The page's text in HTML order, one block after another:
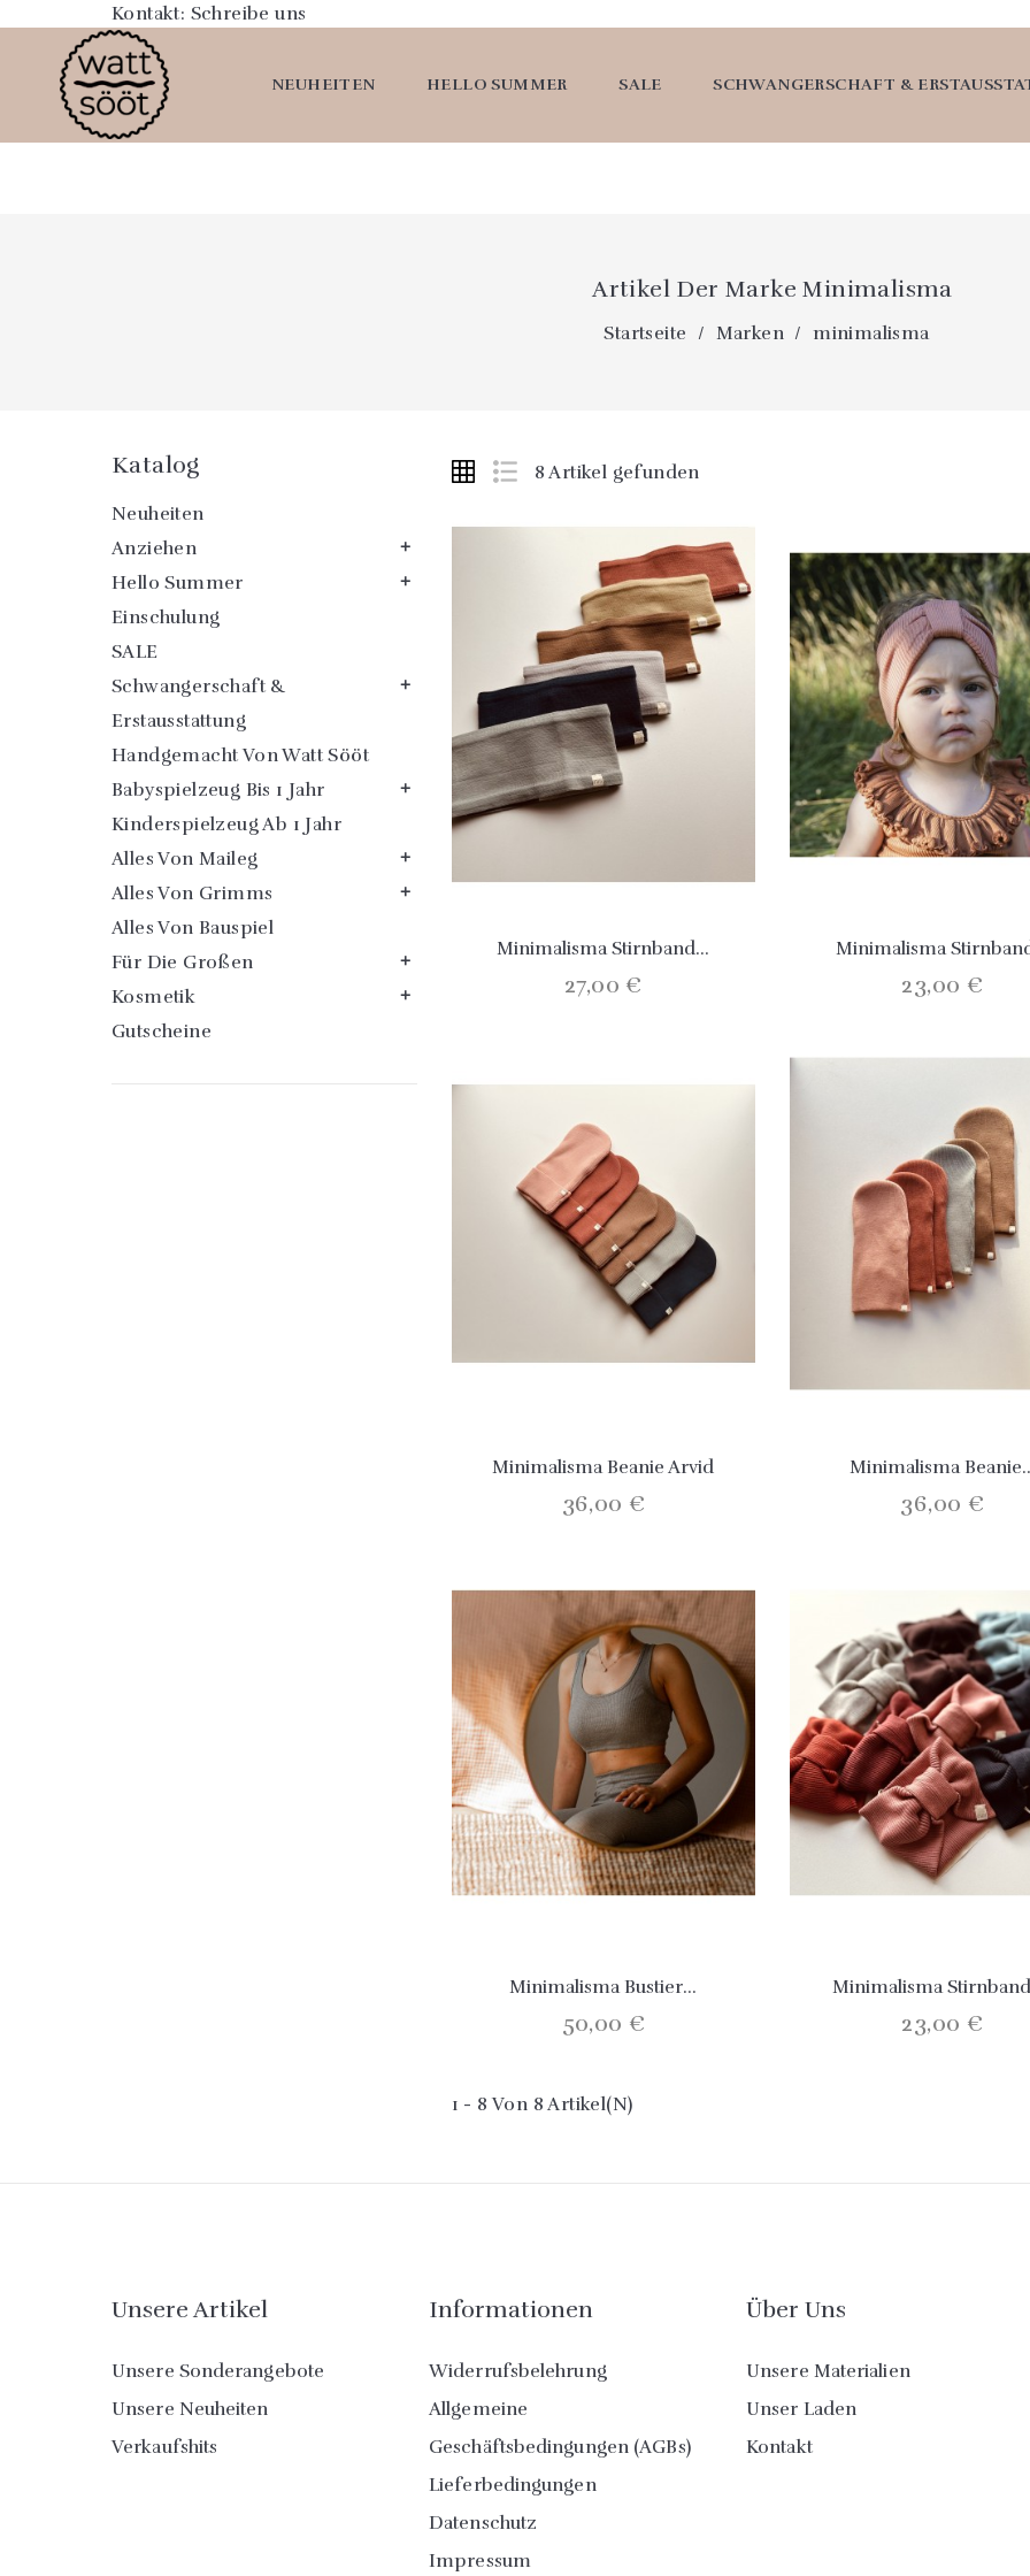
Kontakt: Schreibe uns
NEUHEITEN HELLO SUMMER SALE SCHWANGERSCHAFT &
Artikel Der Marke Minimalisma
Startseite Marken minimalisma
Katalog
Neuheiten
Anziehen

Hello Summer 
Einschulung
SALE
Schwangerschaft &
Erstausstattung

Handgemacht Von Watt Sööt
Babyspielzeug Bis 1 Jahr

Kinderspielzeug Ab 1 Jahr
Alles Von Maileg

Alles Von Grimms 
Alles Von Bauspiel
Für Die Großen

Kosmetik 
Gutscheine
8 Artikel gefunden
Minimalisma Stirnband...
27,00 €
Minimalisma
23,00 €
Minimalisma Beanie Arvid
36,00 €
Minimalisma
36,00 €
Minimalisma Bustier...
50,00 €
Minimalisma
23,00 €
1 - 8 Von 8 Artikel(n)
Unsere Artikel
Unsere Sonderangebote
Unsere Neuheiten
Verkaufshits
Informationen
Widerrufsbelehrung
Allgemeine
Geschäftsbedingungen (AGBs)
Lieferbedingungen
Datenschutz
Impressum
Über Uns
Unsere Materialien
Unser Laden
Kontakt